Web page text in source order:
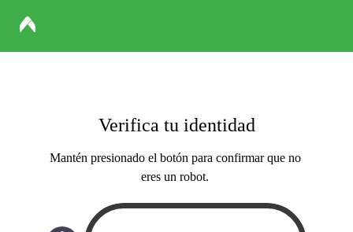
Verifica tu identidad
Mantén presionado el botón para confirmar que no
eres un robot.